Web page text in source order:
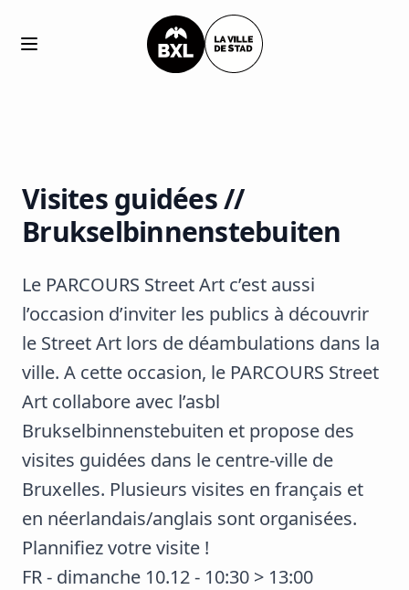
Open main menu
Visites guidées //
Brukselbinnenstebuiten
Le PARCOURS Street Art c’est aussi
l’occasion d’inviter les publics à découvrir
le Street Art lors de déambulations dans la
ville. A cette occasion, le PARCOURS Street
Art collabore avec l’asbl
Brukselbinnenstebuiten et propose des
visites guidées dans le centre-ville de
Bruxelles. Plusieurs visites en français et
en néerlandais/anglais sont organisées.
Plannifiez votre visite !
FR - dimanche 10.12 - 10:30 > 13:00